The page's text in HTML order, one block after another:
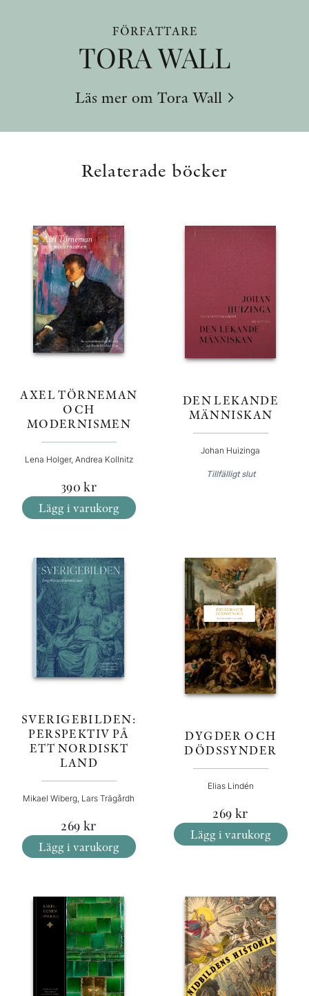
FÖRFATTARE
TORA WALL
Läs mer om Tora Wall
Relaterade böcker
AXEL TÖRNEMAN
OCH
MODERNISMEN
Lena Holger, Andrea Kollnitz
390kr
Lägg i varukorg
DEN LEKANDE
MÄNNISKAN
Johan Huizinga
Tillfälligt slut
SVERIGEBILDEN:
PERSPEKTIV PÅ
ETT NORDISKT
LAND
Mikael Wiberg, Lars Trägårdh
269 kr
Lägg i varukorg
DYGDER OCH
DÖDSSYNDER
Elias Lindén
269 kr
Lägg i varukorg